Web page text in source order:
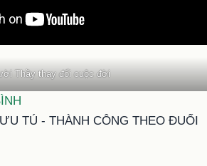
Thầy thay đổi cuộc đời
TÚ - THÀNH CÔNG THEO ĐUỔI